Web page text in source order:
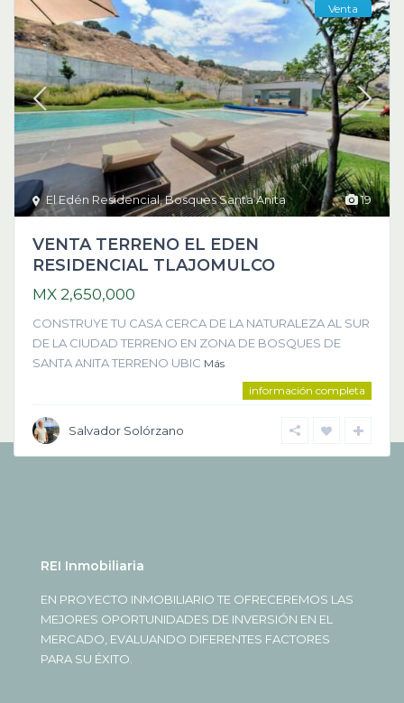
19
El Edén Residencial,Bosques Santa Anita
Venta
VENTA TERRENO EL EDEN
RESIDENCIAL TLAJOMULCO
MX 2,650,000
CONSTRUYE TU CASA CERCA DE LA NATURALEZA AL SUR
DE LA CIUDAD TERRENO EN ZONA DE BOSQUES DE
SANTA ANITA TERRENO UBIC Más
información completa
Salvador Solórzano
REI Inmobiliaria
EN PROYECTO INMOBILIARIO TE OFRECEREMOS LAS
MEJORES OPORTUNIDADES DE INVERSIÓN EN EL
MERCADO, EVALUANDO DIFERENTES FACTORES
PARA SU ÉXITO.